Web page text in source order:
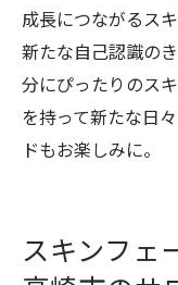
成長につながるス
新たな自己認識の
分にぴったりのス
を持って新たな日
ドもお楽しみに。
スキンフェ